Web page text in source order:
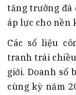
tăng trưởng đã
áp lực cho nền
Các số liệu
tranh trái
giới. Doanh số
cùng kỳ năm